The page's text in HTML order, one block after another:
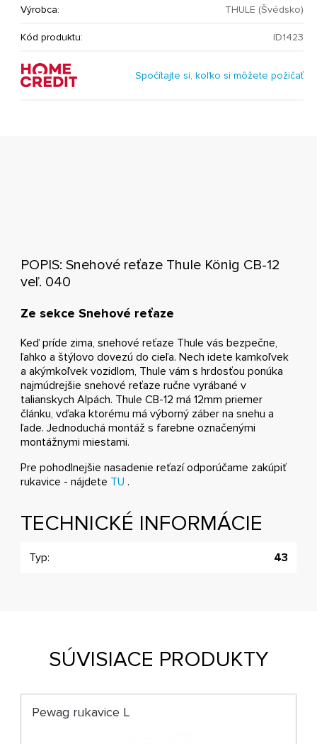
Výrobca: THULE (Švédsko)
Kód produktu: ID1423
Spočítajte si, koľko si môžete požičať
POPIS: Snehové reťaze Thule König CB-12
veľ. 040
Ze sekce Snehové reťaze
Keď príde zima, snehové reťaze Thule vás bezpečne,
ľahko a štýlovo dovezú do cieľa. Nech idete kamkoľvek
a akýmkoľvek vozidlom, Thule vám s hrdosťou ponúka
najmúdrejšie snehové reťaze ručne vyrábané v
talianskych Alpách. Thule CB-12 má 12mm priemer
článku, vďaka ktorému má výborný záber na snehu a
ľade. Jednoduchá montáž s farebne označenými
montážnymi miestami.
Pre pohodlnejšie nasadenie reťazí odporúčame zakúpiť
rukavice - nájdete TU .
TECHNICKÉ INFORMÁCIE
Typ: 43
SÚVISIACE PRODUKTY
Pewag rukavice L